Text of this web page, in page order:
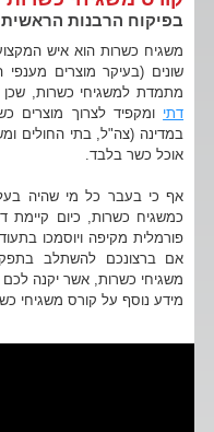
בפיקוח הרבנות
משגיח כשרות הוא איש
שונים (בעיקר מוצרים
מתמדת למשגיחי כשרות, שכן
דתי ומקפיד לצרוך מוצרים
במדינה (צה"ל, בתי החולים
אוכל כשר בלבד.
אף כי בעבר כל מי שהיה
כמשגיח כשרות, כיום קיימת
פורמלית מקיפה ויוסמכו
אם ברצונכם להשתלב
משגיחי כשרות, אשר יקנה לכם
מידע נוסף על קורס משגיחי